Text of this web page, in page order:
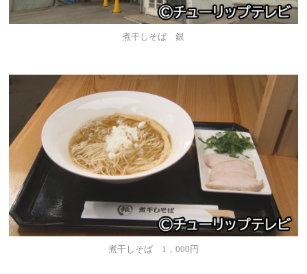
煮干しそば 銀
煮干しそば 1，000円